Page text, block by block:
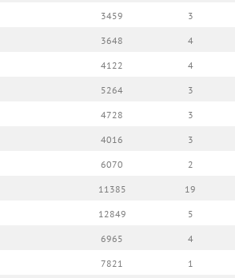
3459 3
3648 4
4122 4
5264 3
4728 3
4016 3
6070 2
11385 19
12849 5
6965 4
7821 1